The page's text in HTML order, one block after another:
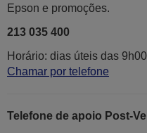
Epson e promoções.
213 035 400
Horário: dias úteis das
Chamar por telefone
Telefone de apoio Post-